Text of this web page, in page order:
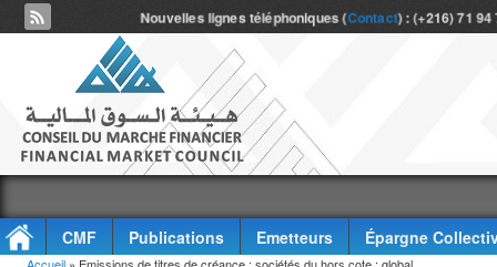
Nouvelles lignes téléphoniques (Contact) : (+216) 71
CMF Publications Emetteurs
Épargne